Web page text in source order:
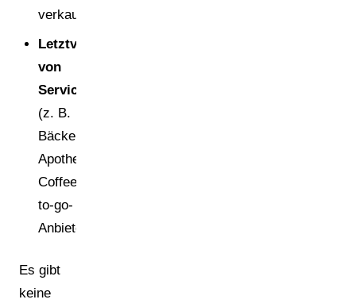
verkaufen
Letztvertreiber
von
Serviceverpackungen
(z. B.
Bäckereien,
Apotheken,
Coffee-
to-go-
Anbieter)
Es gibt
keine